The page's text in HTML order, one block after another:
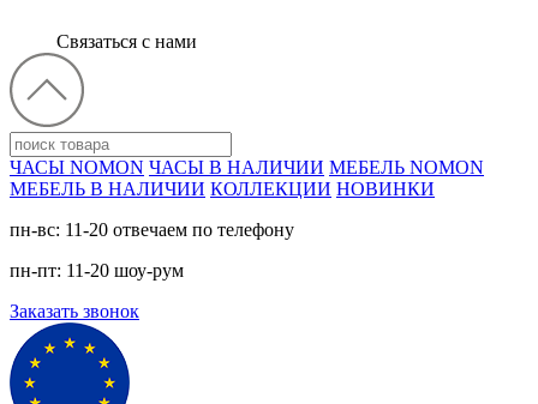
Связаться с нами
ЧАСЫ NOMON ЧАСЫ В НАЛИЧИИ МЕБЕЛЬ NOMON
МЕБЕЛЬ В НАЛИЧИИ КОЛЛЕКЦИИ НОВИНКИ
пн-вс: 11-20 отвечаем по телефону
пн-пт: 11-20 шоу-рум
Заказать звонок